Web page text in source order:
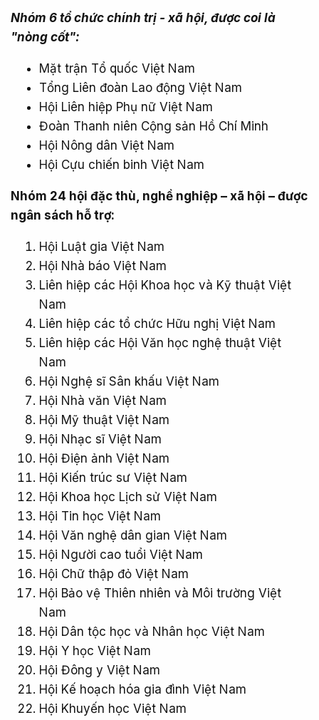
Nhóm 6 tổ chức chính trị - xã hội, được coi là
"nòng cốt":
Mặt trận Tổ quốc Việt Nam
Tổng Liên đoàn Lao động Việt Nam
Hội Liên hiệp Phụ nữ Việt Nam
Đoàn Thanh niên Cộng sản Hồ Chí Minh
Hội Nông dân Việt Nam
Hội Cựu chiến binh Việt Nam
Nhóm 24 hội đặc thù, nghề nghiệp – xã hội – được
ngân sách hỗ trợ:
Hội Luật gia Việt Nam
Hội Nhà báo Việt Nam
Liên hiệp các Hội Khoa học và Kỹ thuật Việt
Nam
Liên hiệp các tổ chức Hữu nghị Việt Nam
Liên hiệp các Hội Văn học nghệ thuật Việt
Nam
Hội Nghệ sĩ Sân khấu Việt Nam
Hội Nhà văn Việt Nam
Hội Mỹ thuật Việt Nam
Hội Nhạc sĩ Việt Nam
Hội Điện ảnh Việt Nam
Hội Kiến trúc sư Việt Nam
Hội Khoa học Lịch sử Việt Nam
Hội Tin học Việt Nam
Hội Văn nghệ dân gian Việt Nam
Hội Người cao tuổi Việt Nam
Hội Chữ thập đỏ Việt Nam
Hội Bảo vệ Thiên nhiên và Môi trường Việt
Nam
Hội Dân tộc học và Nhân học Việt Nam
Hội Y học Việt Nam
Hội Đông y Việt Nam
Hội Kế hoạch hóa gia đình Việt Nam
Hội Khuyến học Việt Nam